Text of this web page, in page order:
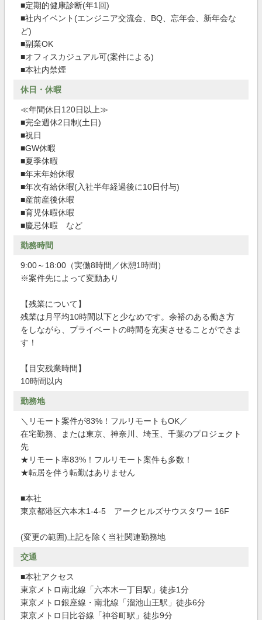
■定期的健康診断(年1回)
■社内イベント(エンジニア交流会、BQ、忘年会、新年会な
ど)
■副業OK
■オフィスカジュアル可(案件による)
■本社内禁煙
休日・休暇
≪年間休日120日以上≫
■完全週休2日制(土日)
■祝日
■GW休暇
■夏季休暇
■年末年始休暇
■年次有給休暇(入社半年経過後に10日付与)
■産前産後休暇
■育児休暇休暇
■慶忌休暇 など
勤務時間
9:00～18:00（実働8時間／休憩1時間）
※案件先によって変動あり
【残業について】
残業は月平均10時間以下と少なめです。余裕のある働き方
をしながら、プライベートの時間を充実させることができま
す！
【目安残業時間】
10時間以内
勤務地
＼リモート案件が83%！フルリモートもOK／
在宅勤務、または東京、神奈川、埼玉、千葉のプロジェクト
先
★リモート率83%！フルリモート案件も多数！
★転居を伴う転勤はありません
■本社
東京都港区六本木1-4-5 アークヒルズサウスタワー 16F
(変更の範囲)上記を除く当社関連勤務地
交通
■本社アクセス
東京メトロ南北線「六本木一丁目駅」徒歩1分
東京メトロ銀座線・南北線「溜池山王駅」徒歩6分
東京メトロ日比谷線「神谷町駅」徒歩9分